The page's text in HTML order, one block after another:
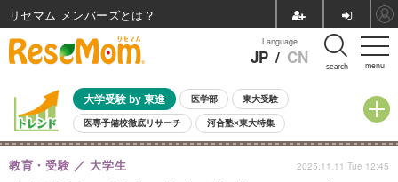
menu
Language
JP / CN search
大学受験 by 東進 医学部 東大受験
医専予備校徹底リサーチ 河合塾×東大特集
親子で考える大学選び 高校受験 中学受験 小学校受験
共通テスト 夏休み
教育・受験 大学生 2025.11.11 Tue 12:45
リセマム メンバーズ